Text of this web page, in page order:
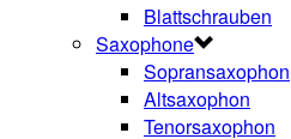
Blattschrauben
Saxophone
Sopransaxophon
Altsaxophon
Tenorsaxophon